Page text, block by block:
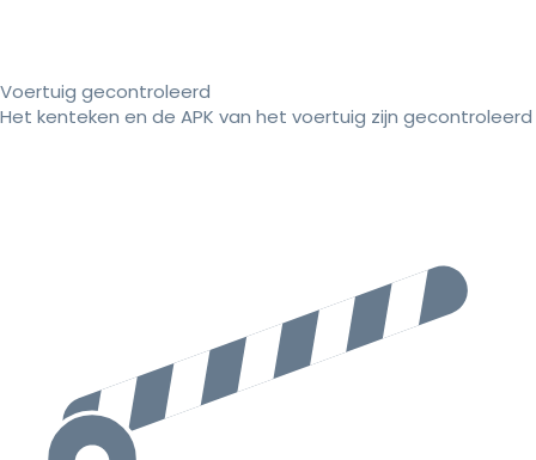
Voertuig gecontroleerd
Het kenteken en de APK van het voertuig zijn gecontroleerd